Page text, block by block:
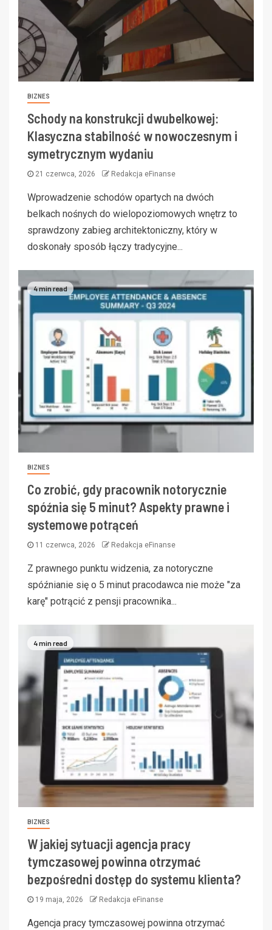
BIZNES
Schody na konstrukcji dwubelkowej:
Klasyczna stabilność w nowoczesnym i
symetrycznym wydaniu
21 czerwca, 2026 Redakcja eFinanse
Wprowadzenie schodów opartych na dwóch
belkach nośnych do wielopoziomowych wnętrz to
sprawdzony zabieg architektoniczny, który w
doskonały sposób łączy tradycyjne...
4 min read
BIZNES
Co zrobić, gdy pracownik notorycznie
spóźnia się 5 minut? Aspekty prawne i
systemowe potrąceń
11 czerwca, 2026 Redakcja eFinanse
Z prawnego punktu widzenia, za notoryczne
spóźnianie się o 5 minut pracodawca nie może "za
karę" potrącić z pensji pracownika...
4 min read
BIZNES
W jakiej sytuacji agencja pracy
tymczasowej powinna otrzymać
bezpośredni dostęp do systemu klienta?
19 maja, 2026 Redakcja eFinanse
Agencja pracy tymczasowej powinna otrzymać